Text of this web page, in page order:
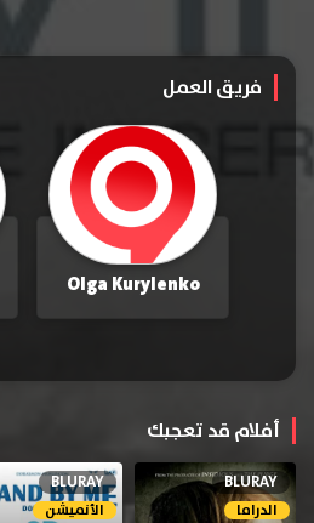
فريق العمل
Olga Kurylenko
أفلام قد تعجبك
BLURAY
الدراما
BLURAY
الأنميشن